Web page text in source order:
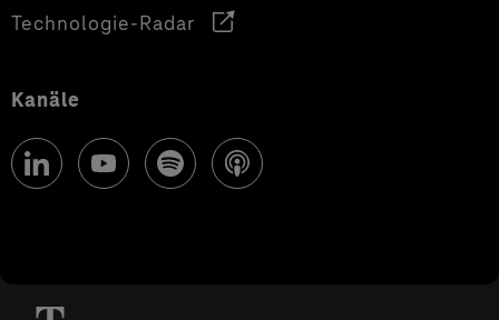
Technologie-Radar
Kanäle